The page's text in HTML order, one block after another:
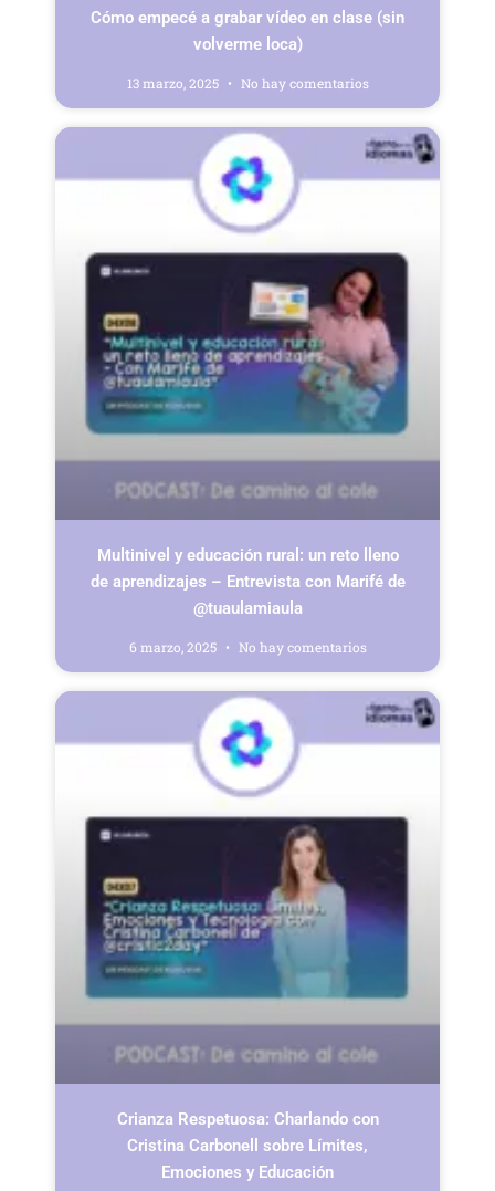
Cómo empecé a grabar vídeo en clase (sin
volverme loca)
13 marzo, 2025 No hay comentarios
Multinivel y educación rural: un reto lleno
de aprendizajes – Entrevista con Marifé de
@tuaulamiaula
6 marzo, 2025 No hay comentarios
Crianza Respetuosa: Charlando con
Cristina Carbonell sobre Límites,
Emociones y Educación